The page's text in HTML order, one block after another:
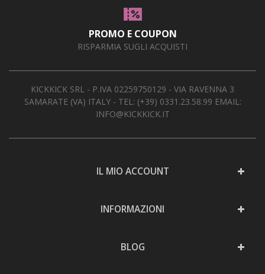
PROMO E COUPON
RISPARMIA SUGLI ACQUISTI
KICKKICK SRL - P.IVA 02259750129 - VIA RAVENNA 3
SAMARATE (VA) ITALY - TEL: (+39) 0331.23.58.99 EMAIL:
INFO@KICKKICK.IT
IL MIO ACCOUNT
INFORMAZIONI
BLOG